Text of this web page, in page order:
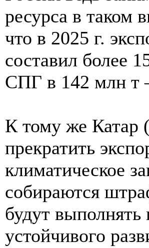
ресурса в таком
что в 2025 г.
составил более
СПГ в 142 млн
К тому же Катар
прекратить
климатическое
собираются
будут
устойчивого